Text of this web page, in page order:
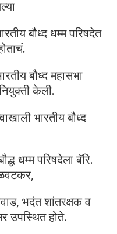
बौध्द धम्म परिषदेत
बौध्द महासभा
नियुक्ती केली.
भारतीय बौध्द
धम्म परिषदेला बॅरि.
भदंत शांतरक्षक व
उपस्थित होते.